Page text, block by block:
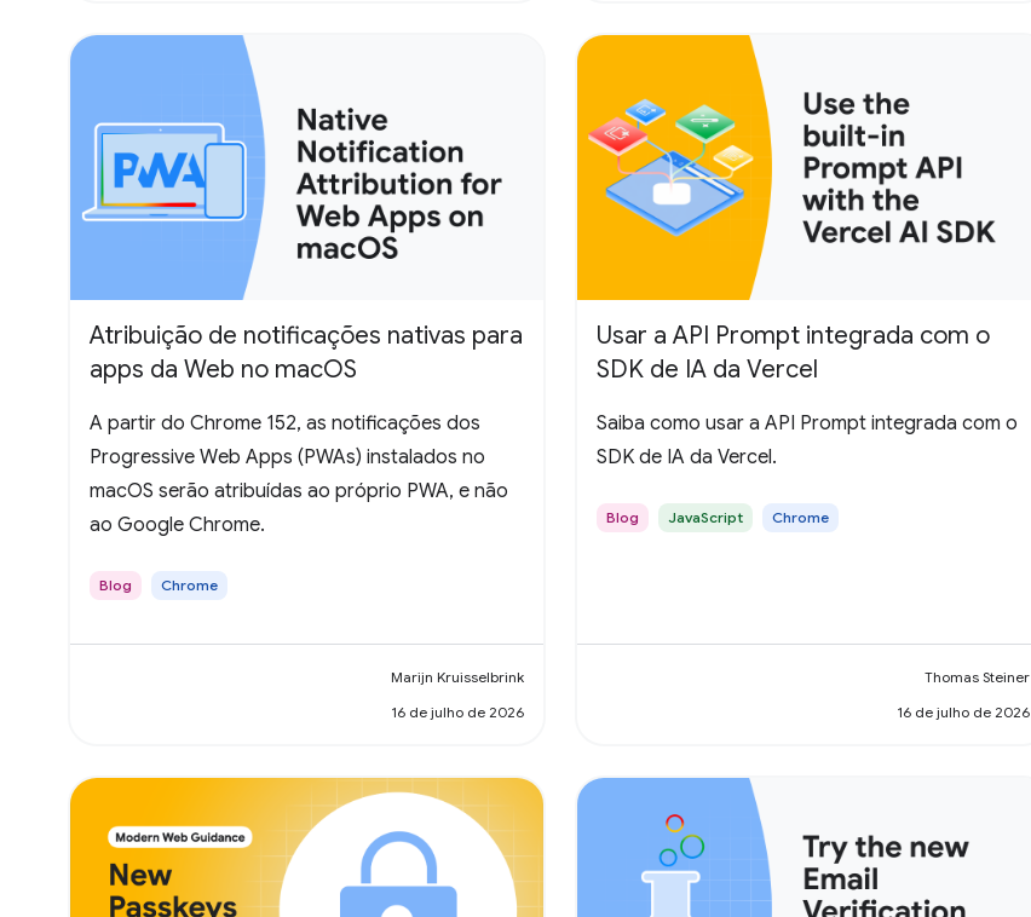
Atribuição de notificações nativas para
apps da Web no macOS
A partir do Chrome 152, as notificações dos
Progressive Web Apps (PWAs) instalados no
macOS serão atribuídas ao próprio PWA, e não
ao Google Chrome.
Blog Chrome
Marijn Kruisselbrink
16 de julho de 2026
Usar a API Prompt integrada com o
SDK de IA da Vercel
Saiba como usar a API Prompt integrada com o
SDK de IA da Vercel.
Blog JavaScript Chrome
Thomas Steiner
16 de julho de 2026